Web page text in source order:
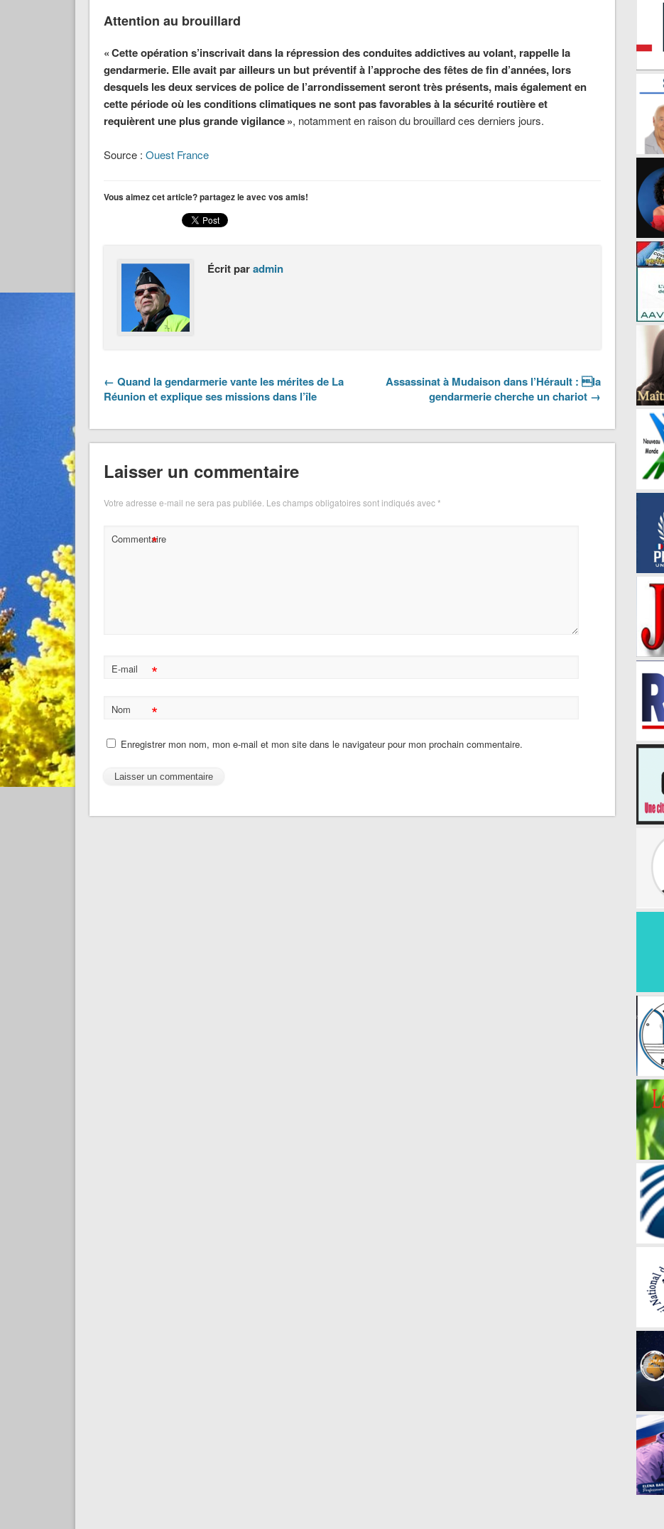
Attention au brouillard
« Cette opération s’inscrivait dans la répression des conduites addictives au volant, rappelle la
gendarmerie. Elle avait par ailleurs un but préventif à l’approche des fêtes de fin d’années, lors
desquels les deux services de police de l’arrondissement seront très présents, mais également en
cette période où les conditions climatiques ne sont pas favorables à la sécurité routière et
requièrent une plus grande vigilance », notamment en raison du brouillard ces derniers jours.
Source : Ouest France
Vous aimez cet article? partagez le avec vos amis!
Écrit paradmin
← Quand la gendarmerie vante les mérites de La
Réunion et explique ses missions dans l’île
Assassinat à Mudaison dans l’Hérault : la
gendarmerie cherche un chariot →
Laisser un commentaire
Votre adresse e-mail ne sera pas publiée. Les champs obligatoires sont indiqués avec*
Commentaire
*
E-mail *
Nom *
Enregistrer mon nom, mon e-mail et mon site dans le navigateur pour mon prochain commentaire.